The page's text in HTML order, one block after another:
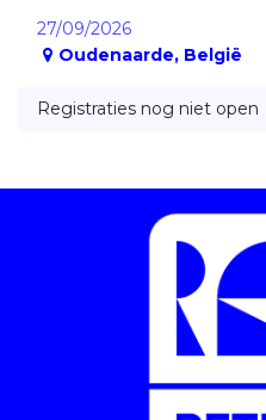
27/09/2026
Oudenaarde, België
Registraties nog niet open